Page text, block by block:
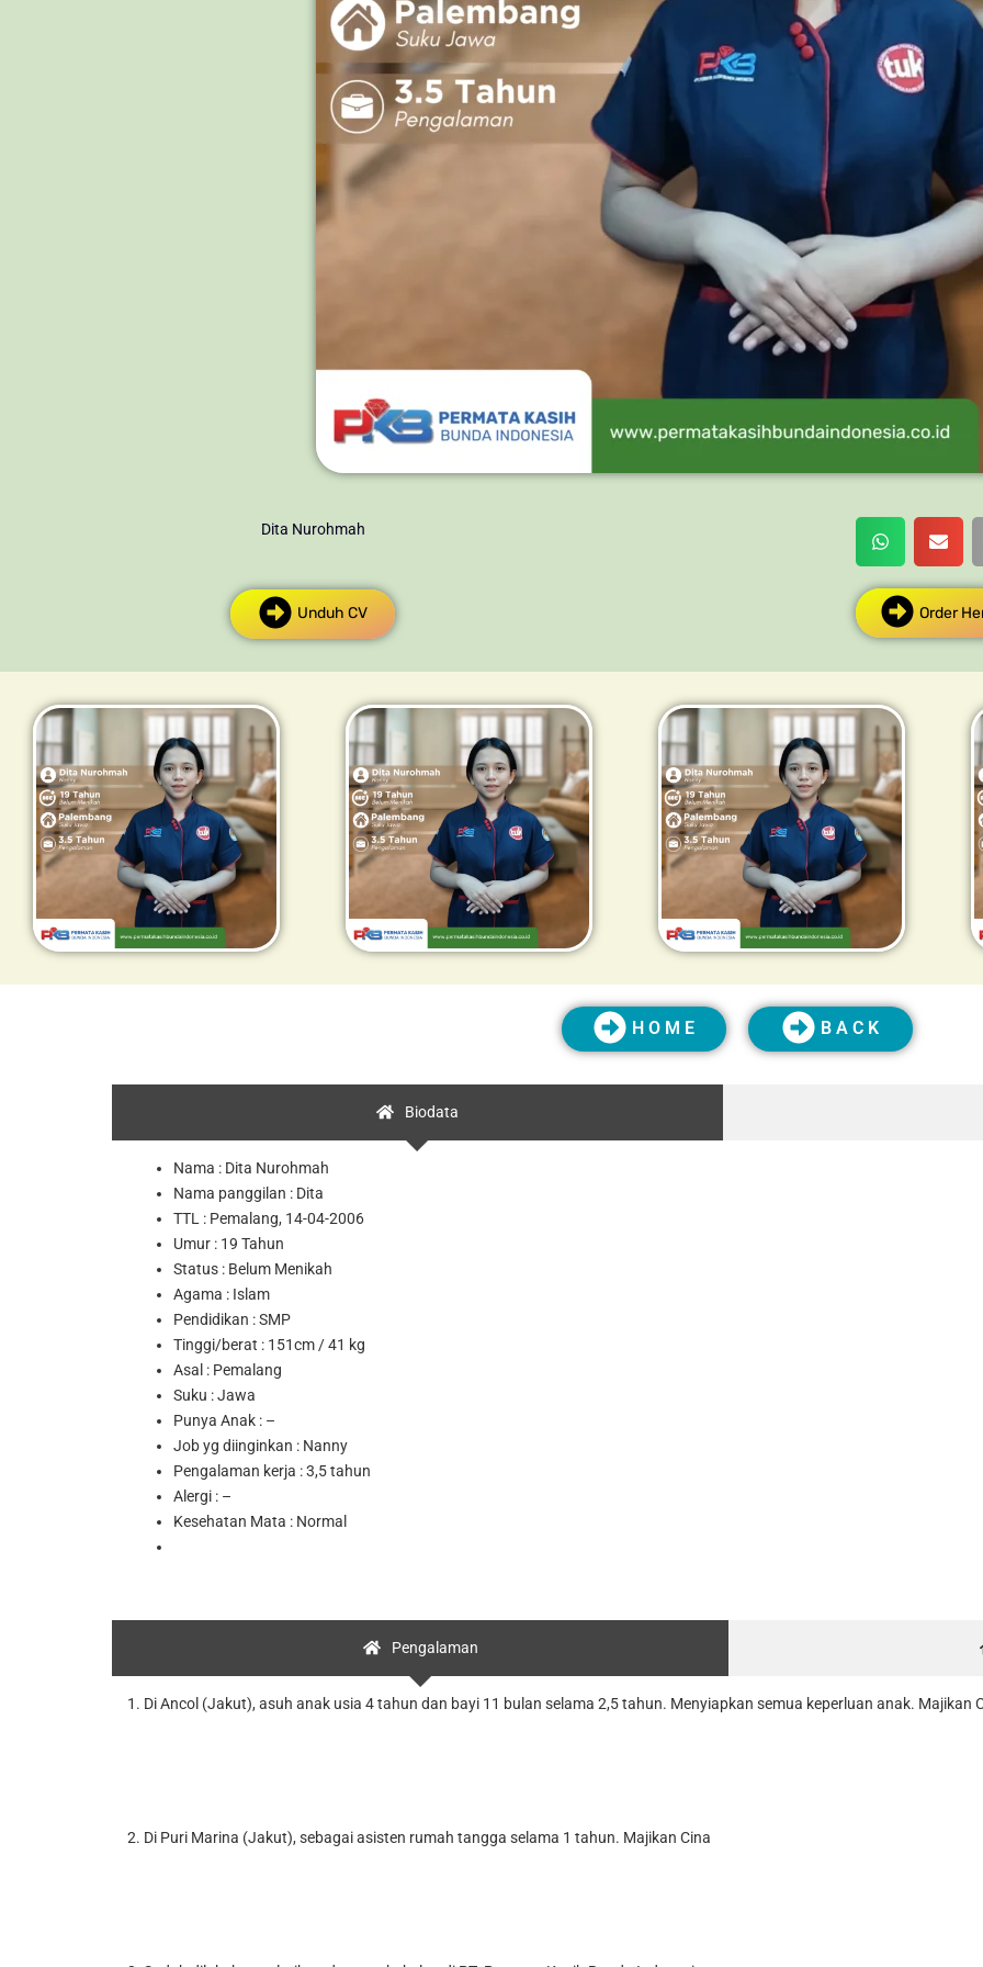
Dita Nurohmah
Unduh CV Order
H O M E B A C K
Biodata
Nama : Dita Nurohmah
Nama panggilan : Dita
TTL : Pemalang, 14-04-2006
Umur : 19 Tahun
Status : Belum Menikah
Agama : Islam
Pendidikan : SMP
Tinggi/berat : 151cm / 41 kg
Asal : Pemalang
Suku : Jawa
Punya Anak : –
Job yg diinginkan : Nanny
Pengalaman kerja : 3,5 tahun
Alergi : –
Kesehatan Mata : Normal
Pengalaman
1. Di Ancol (Jakut), asuh anak usia 4 tahun dan bayi 11 bulan selama 2,5 tahun. Menyiapkan semua keperluan anak. Majikan
2. Di Puri Marina (Jakut), sebagai asisten rumah tangga selama 1 tahun. Majikan Cina